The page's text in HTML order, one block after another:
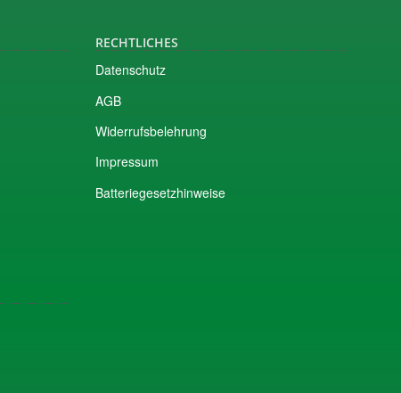
RECHTLICHES
Datenschutz
AGB
Widerrufsbelehrung
Impressum
Batteriegesetzhinweise